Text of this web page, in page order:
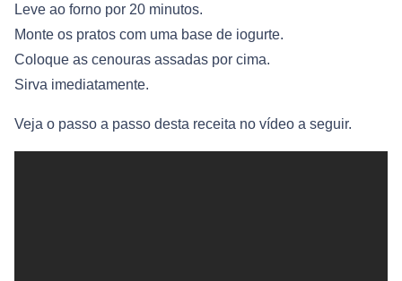
Leve ao forno por 20 minutos.
Monte os pratos com uma base de iogurte.
Coloque as cenouras assadas por cima.
Sirva imediatamente.
Veja o passo a passo desta receita no vídeo a seguir.